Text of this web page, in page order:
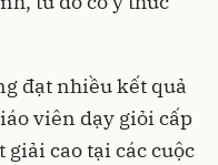
đạt nhiều kết quả
viên dạy giỏi cấp
cao tại các cuộc